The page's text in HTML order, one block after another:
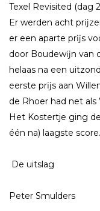
Texel Revisited (dag
Er werden acht
er een aparte prĳs
door Boudewĳn van
helaas na een
eerste prĳs aan
de Rhoer had net
Het Kostertje ging
één na) laagste score.
De uitslag
Peter